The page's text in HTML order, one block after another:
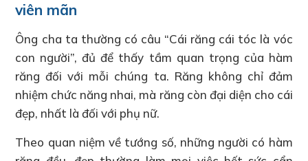
viên mãn
Ông cha ta thường có câu “Cái răng cái tóc là vóc
con người”, đủ để thấy tầm quan trọng của hàm
răng đối với mỗi chúng ta. Răng không chỉ đảm
nhiệm chức năng nhai, mà răng còn đại diện cho cái
đẹp, nhất là đối với phụ nữ.
Theo quan niệm về tướng số, những người có hàm